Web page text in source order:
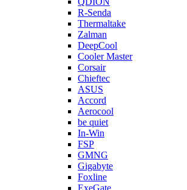
R-Senda
Thermaltake
Zalman
DeepCool
Cooler Master
Corsair
Chieftec
ASUS
Accord
Aerocool
be quiet
In-Win
FSP
GMNG
Gigabyte
Foxline